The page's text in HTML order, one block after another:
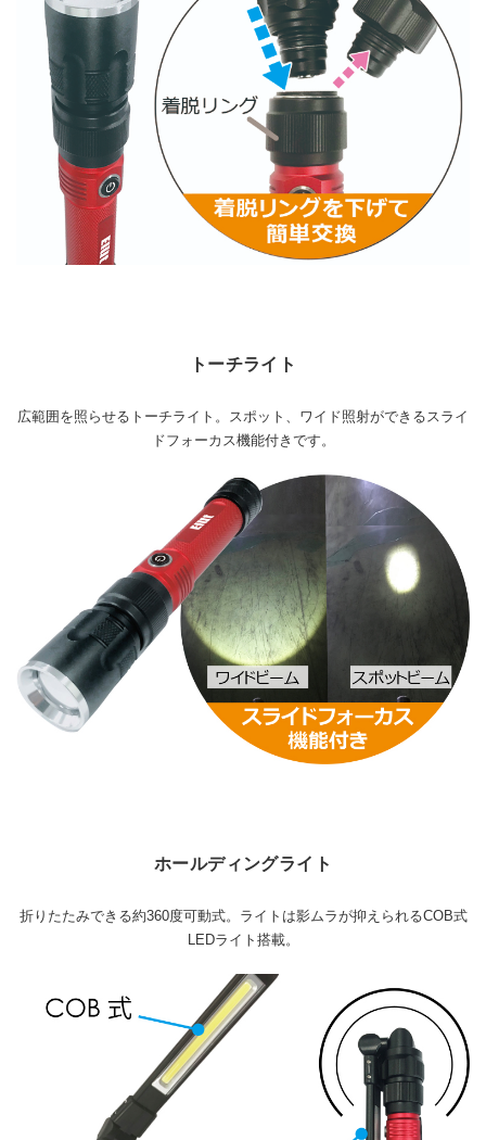
トーチライト
広範囲を照らせるトーチライト。スポット、ワイド照射ができるスライ
ドフォーカス機能付きです。
ホールディングライト
折りたたみできる約360度可動式。ライトは影ムラが抑えられるCOB式
LEDライト搭載。